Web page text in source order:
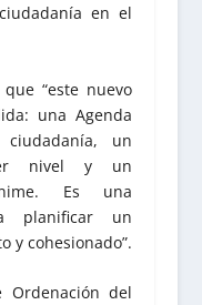
en el
“este nuevo
una Agenda
un
nivel y un
Es una
planificar un
y cohesionado”.
del